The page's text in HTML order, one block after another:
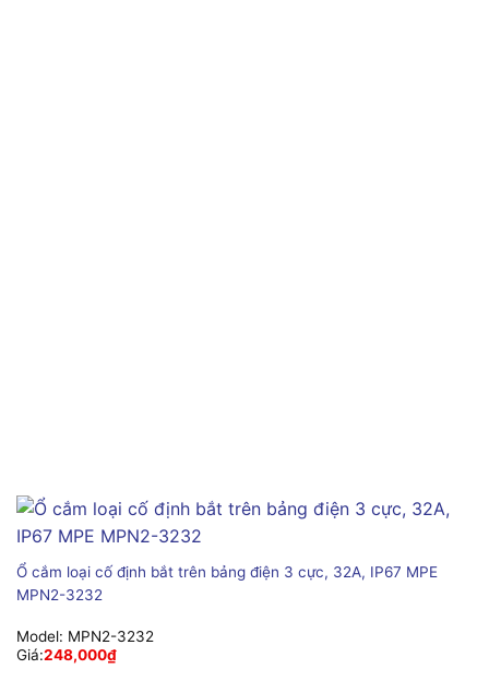
Ổ cắm loại cố định bắt trên bảng điện 3 cực, 32A, IP67 MPE
MPN2-3232
Model: MPN2-3232
Giá:248,000₫